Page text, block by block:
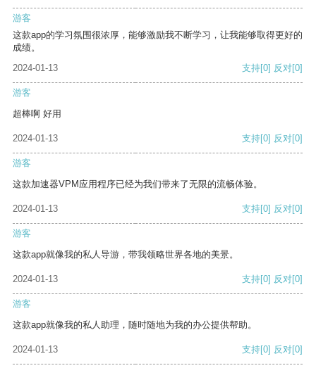
游客
这款app的学习氛围很浓厚，能够激励我不断学习，让我能够取得更好的
成绩。
2024-01-13
支持[0] 反对[0]
游客
超棒啊 好用
2024-01-13 支持[0] 反对[0]
游客
这款加速器VPM应用程序已经为我们带来了无限的流畅体验。
2024-01-13 支持[0] 反对[0]
游客
这款app就像我的私人导游，带我领略世界各地的美景。
2024-01-13 支持[0] 反对[0]
游客
这款app就像我的私人助理，随时随地为我的办公提供帮助。
2024-01-13 支持[0] 反对[0]